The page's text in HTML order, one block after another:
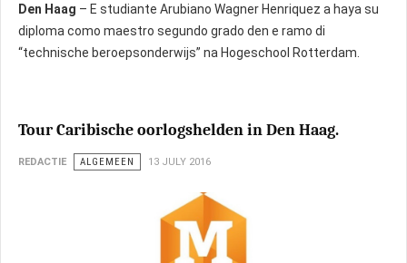
Den Haag – E studiante Arubiano Wagner Henriquez a haya su
diploma como maestro segundo grado den e ramo di
“technische beroepsonderwijs” na Hogeschool Rotterdam.
Tour Caribische oorlogshelden in Den Haag.
REDACTIE ALGEMEEN 13 JULY 2016